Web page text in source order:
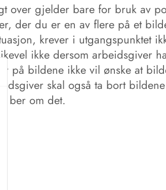
over gjelder bare for bruk av
der du er en av flere på et
krever i utgangspunktet
ikke dersom arbeidsgiver
er på bildene ikke vil ønske at
skal også ta bort
ber om det.